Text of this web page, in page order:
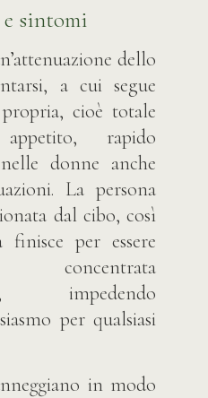
e sintomi
dello
a cui segue
propria, cioè totale
rapido
donne anche
La persona
dal cibo, così
per essere
impedendo
per qualsiasi
in modo